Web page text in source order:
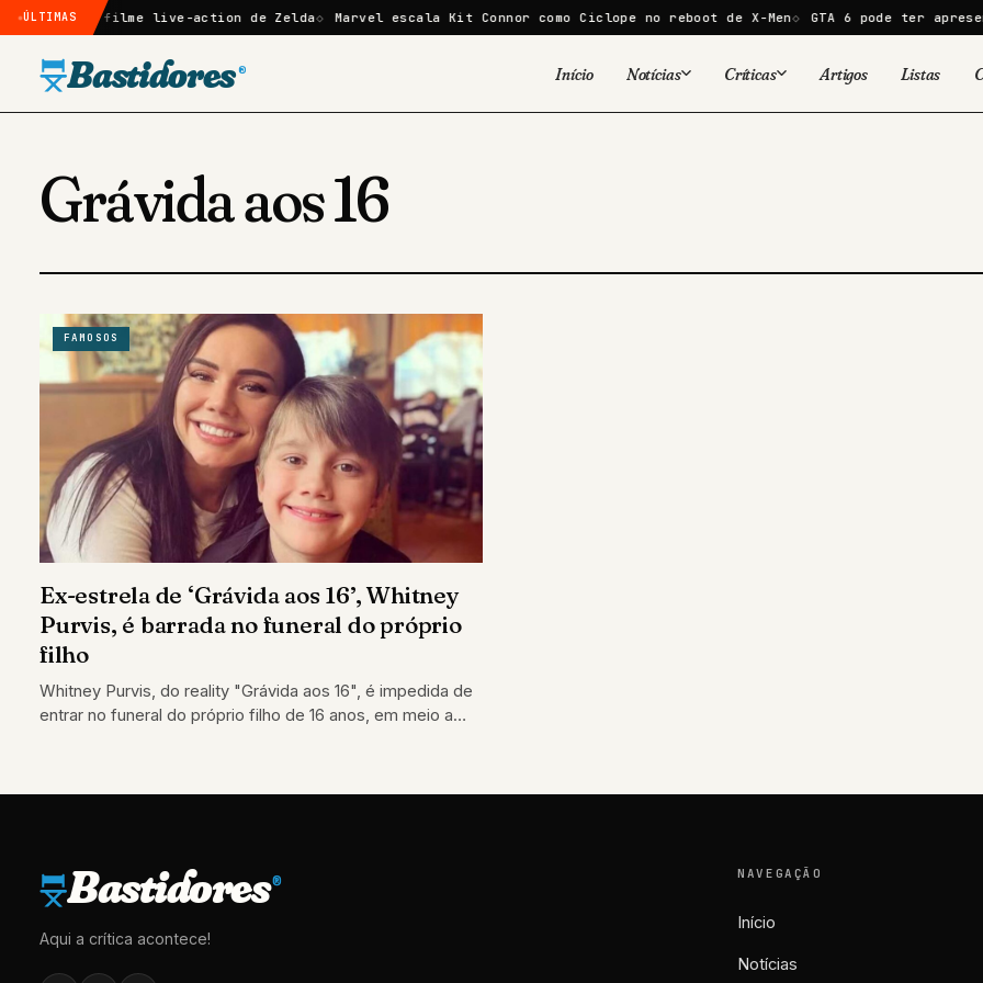
ÚLTIMASno filme live-action de Zelda Marvel escala Kit Connor como Ciclope no reboot de X-Men GTA 6 pode ter
Bastidores ® Início Notícias
Quadrinhos
Críticas
Livros
Artigos Listas
Grávida aos 16
FAMOSOS
Ex-estrela de ‘Grávida aos 16’, Whitney
Purvis, é barrada no funeral do próprio
filho
Whitney Purvis, do reality "Grávida aos 16", é impedida de
entrar no funeral do próprio filho de 16 anos, em meio a…
Bastidores®
Aqui a crítica acontece!
NAVEGAÇÃO
Início
Notícias